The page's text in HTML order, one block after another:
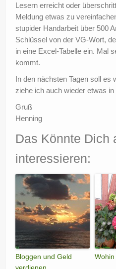
Lesern erreicht oder
Meldung etwas zu
stupider Handarbeit über 500
Schlüssel von der VG-Wort,
in eine Excel-Tabelle ein. Mal
kommt.
In den nächsten Tagen soll es
ziehe ich auch wieder etwas
Gruß
Henning
Das Könnte Dich
interessieren:
Bloggen und Geld
verdienen